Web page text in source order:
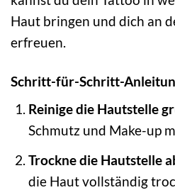
Haut bringen und dich an
erfreuen.
Schritt-für-Schritt-
Reinige die Hautstelle
Schmutz und Make-up
Trockne die Hautstelle
die Haut vollständig